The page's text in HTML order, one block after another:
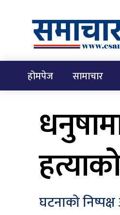
होमपेज सामाचार
घटनाको